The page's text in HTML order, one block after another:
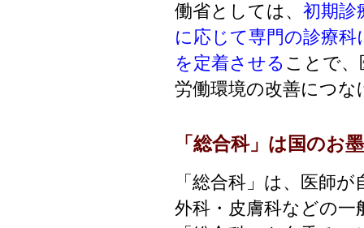
働省としては、 初期診
に応じて専門の診療
を定着させる ことで
労働環境の改善につ
「総合科」は国のお
「総合科」は、医師
外科・皮膚科などの